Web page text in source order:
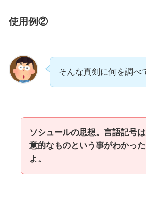
使用例②
そんな真剣に何を調べ
ソシュールの思想。言語記号
意的なものという事がわかった
よ。